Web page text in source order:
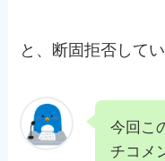
と、断固拒否してい
今回こ
チコメ